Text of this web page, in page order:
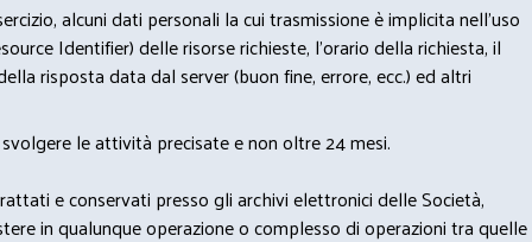
alcuni dati personali la cui trasmissione è implicita nell'uso
Identifier) delle risorse richieste, l'orario della richiesta, il
risposta data dal server (buon fine, errore, ecc.) ed altri
le attività precisate e non oltre 24 mesi.
e conservati presso gli archivi elettronici delle Società,
in qualunque operazione o complesso di operazioni tra quelle